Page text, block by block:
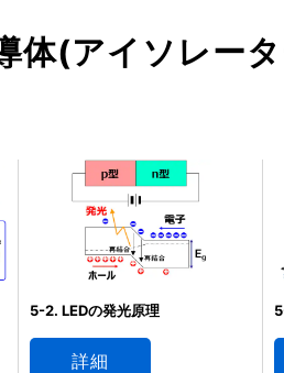
(アイソレー
5-2. LEDの発光原理
詳細